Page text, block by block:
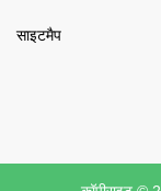
साइटमैप